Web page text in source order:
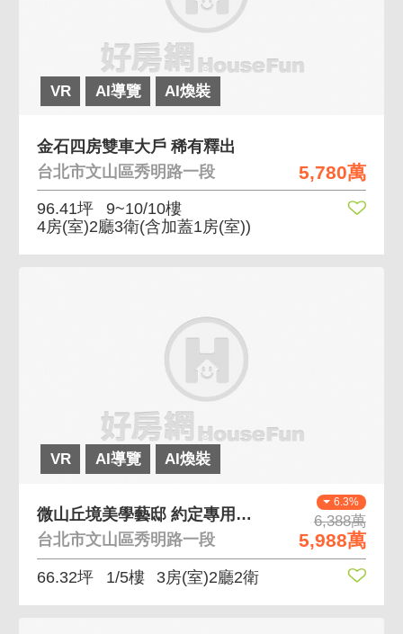
VR AI導覽 AI煥裝
5,780萬
金石四房雙車大戶 稀有釋出
台北市文山區秀明路一段
96.41坪
9~10/10樓
4房(室)2廳3衛(含加蓋1房(室))
VR AI導覽 AI煥裝
6.3%
6,388萬
5,988萬
微山丘境美學藝邸 約定專用庭院
台北市文山區秀明路一段
66.32坪 1/5樓 3房(室)2廳2衛